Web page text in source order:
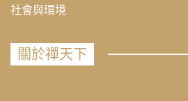
社會與環境
關於禪天下